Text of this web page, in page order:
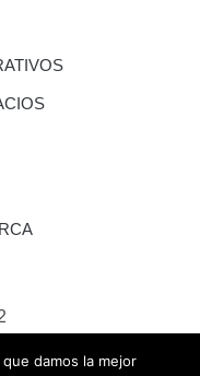
damos la mejor